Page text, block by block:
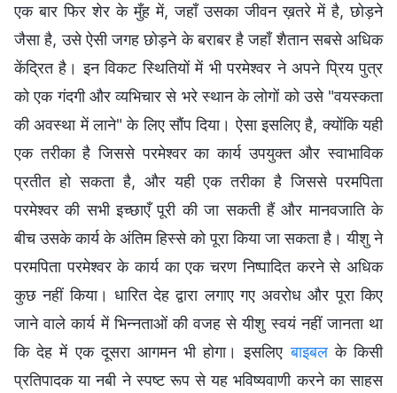
एक बार फिर शेर के मुँह में, जहाँ उसका जीवन ख़तरे में है, छोड़ने
जैसा है, उसे ऐसी जगह छोड़ने के बराबर है जहाँ शैतान सबसे अधिक
केंद्रित है। इन विकट स्थितियों में भी परमेश्वर ने अपने प्रिय पुत्र
को एक गंदगी और व्यभिचार से भरे स्थान के लोगों को उसे "वयस्कता
की अवस्था में लाने" के लिए सौंप दिया। ऐसा इसलिए है, क्योंकि यही
एक तरीका है जिससे परमेश्वर का कार्य उपयुक्त और स्वाभाविक
प्रतीत हो सकता है, और यही एक तरीका है जिससे परमपिता
परमेश्वर की सभी इच्छाएँ पूरी की जा सकती हैं और मानवजाति के
बीच उसके कार्य के अंतिम हिस्से को पूरा किया जा सकता है। यीशु ने
परमपिता परमेश्वर के कार्य का एक चरण निष्पादित करने से अधिक
कुछ नहीं किया। धारित देह द्वारा लगाए गए अवरोध और पूरा किए
जाने वाले कार्य में भिन्नताओं की वजह से यीशु स्वयं नहीं जानता था
कि देह में एक दूसरा आगमन भी होगा। इसलिएबाइबलके किसी
प्रतिपादक या नबी ने स्पष्ट रूप से यह भविष्यवाणी करने का साहस